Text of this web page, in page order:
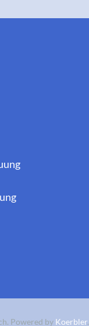
Powered by Koerbler.